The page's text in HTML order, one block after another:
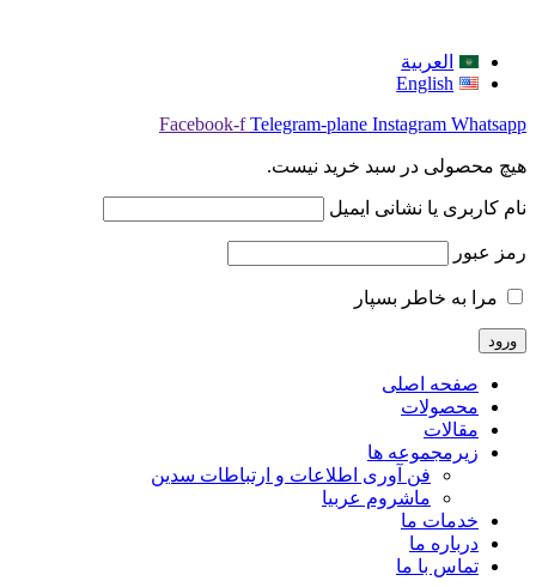
العربية
English
Facebook-f Telegram-plane Instagram Whatsapp
هیچ محصولی در سبد خرید نیست.
نام کاربری یا نشانی ایمیل
رمز عبور
مرا به خاطر بسپار
صفحه اصلی
محصولات
مقالات
زیرمجموعه ها
فن آوری اطلاعات و ارتباطات سدین
ماشروم عربيا
خدمات ما
درباره ما
تماس با ما